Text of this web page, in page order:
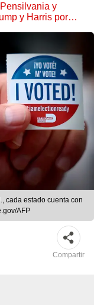
y
y Harris por
cada estado cuenta con
AFP
Compartir